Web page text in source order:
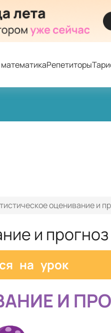
Репетиторы
оценивание и
и
на урок
И